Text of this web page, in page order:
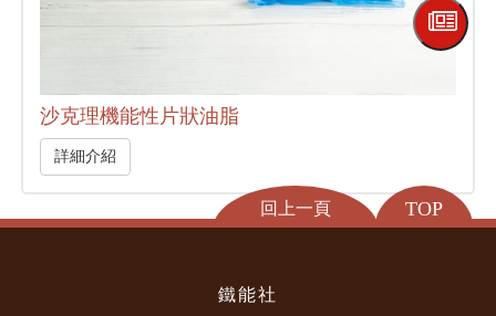
沙克理機能性片狀油脂
詳細介紹
TOP
回上一頁
鐵能社